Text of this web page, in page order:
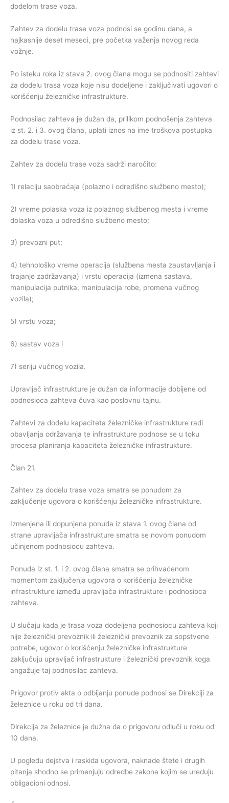
dodelom trase voza.
Zahtev za dodelu trase voza podnosi se godinu dana, a
najkasnije deset meseci, pre početka važenja novog reda
vožnje.
Po isteku roka iz stava 2. ovog člana mogu se podnositi zahtevi
za dodelu trasa voza koje nisu dodeljene i zaključivati ugovori o
korišćenju železničke infrastrukture.
Podnosilac zahteva je dužan da, prilikom podnošenja zahteva
iz st. 2. i 3. ovog člana, uplati iznos na ime troškova postupka
za dodelu trase voza.
Zahtev za dodelu trase voza sadrži naročito:
1) relaciju saobraćaja (polazno i odredišno službeno mesto);
2) vreme polaska voza iz polaznog službenog mesta i vreme
dolaska voza u odredišno službeno mesto;
3) prevozni put;
4) tehnološko vreme operacija (službena mesta zaustavljanja i
trajanje zadržavanja) i vrstu operacija (izmena sastava,
manipulacija putnika, manipulacija robe, promena vučnog
vozila);
5) vrstu voza;
6) sastav voza i
7) seriju vučnog vozila.
Upravljač infrastrukture je dužan da informacije dobijene od
podnosioca zahteva čuva kao poslovnu tajnu.
Zahtevi za dodelu kapaciteta železničke infrastrukture radi
obavljanja održavanja te infrastrukture podnose se u toku
procesa planiranja kapaciteta železničke infrastrukture.
Član 21.
Zahtev za dodelu trase voza smatra se ponudom za
zaključenje ugovora o korišćenju železničke infrastrukture.
Izmenjena ili dopunjena ponuda iz stava 1. ovog člana od
strane upravljača infrastrukture smatra se novom ponudom
učinjenom podnosiocu zahteva.
Ponuda iz st. 1. i 2. ovog člana smatra se prihvaćenom
momentom zaključenja ugovora o korišćenju železničke
infrastrukture između upravljača infrastrukture i podnosioca
zahteva.
U slučaju kada je trasa voza dodeljena podnosiocu zahteva koji
nije železnički prevoznik ili železnički prevoznik za sopstvene
potrebe, ugovor o korišćenju železničke infrastrukture
zaključuju upravljač infrastrukture i železnički prevoznik koga
angažuje taj podnosilac zahteva.
Prigovor protiv akta o odbijanju ponude podnosi se Direkciji za
železnice u roku od tri dana.
Direkcija za železnice je dužna da o prigovoru odluči u roku od
10 dana.
U pogledu dejstva i raskida ugovora, naknade štete i drugih
pitanja shodno se primenjuju odredbe zakona kojim se uređuju
obligacioni odnosi.